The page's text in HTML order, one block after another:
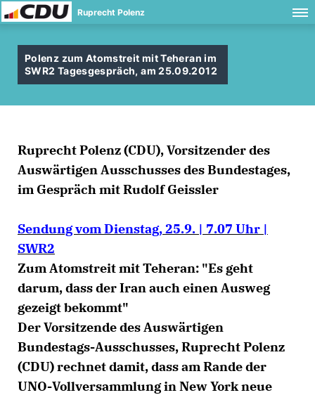
Ruprecht Polenz
Polenz zum Atomstreit mit Teheran im
SWR2 Tagesgespräch, am 25.09.2012
Ruprecht Polenz (CDU), Vorsitzender des
Auswärtigen Ausschusses des Bundestages,
im Gespräch mit Rudolf Geissler
Sendung vom Dienstag, 25.9. | 7.07 Uhr |
SWR2
Zum Atomstreit mit Teheran: "Es geht
darum, dass der Iran auch einen Ausweg
gezeigt bekommt"
Der Vorsitzende des Auswärtigen
Bundestags-Ausschusses, Ruprecht Polenz
(CDU) rechnet damit, dass am Rande der
UNO-Vollversammlung in New York neue